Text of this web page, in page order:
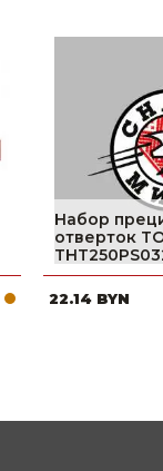
Набор
отверток
22.14 BYN